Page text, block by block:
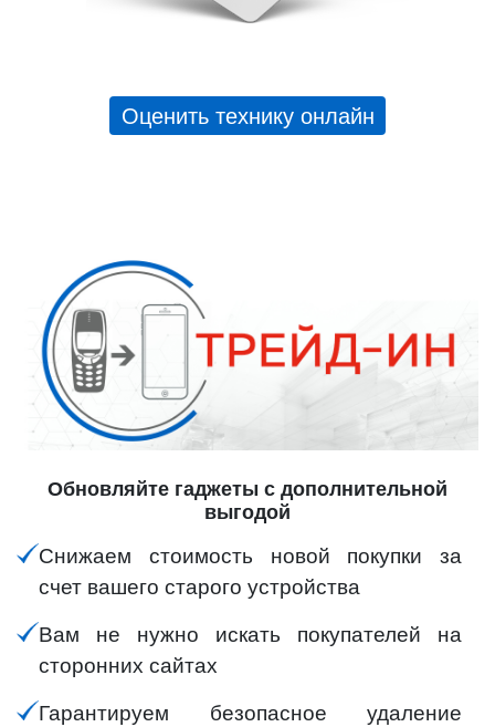
Оценить технику онлайн
Обновляйте гаджеты с дополнительной
выгодой
Снижаем стоимость новой покупки за
счет вашего старого устройства
Вам не нужно искать покупателей на
сторонних сайтах
Гарантируем безопасное удаление